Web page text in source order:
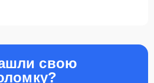
свою